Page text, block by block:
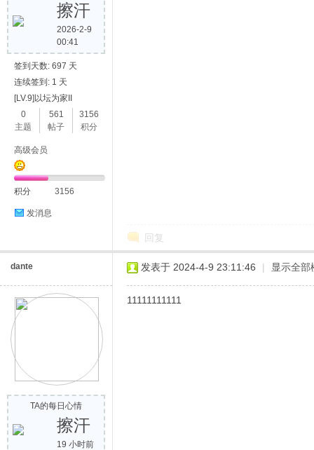
擦汗
2026-2-9
00:41
签到天数: 697 天
连续签到: 1 天
[LV.9]以坛为家II
0
主题
561
帖子
3156
积分
高级会员
积分 3156
发消息
回复
dante
TA的每日心情
擦汗
19 小时前
发表于 2024-4-9 23:11:46 | 显示全部
11111111111